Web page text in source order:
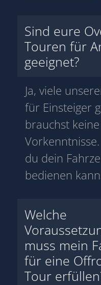
Sind eure
Touren für
geeignet?
Ja, viele
für Einsteiger
brauchst
du dein
bedienen
Welche
muss mein
für eine
Tour